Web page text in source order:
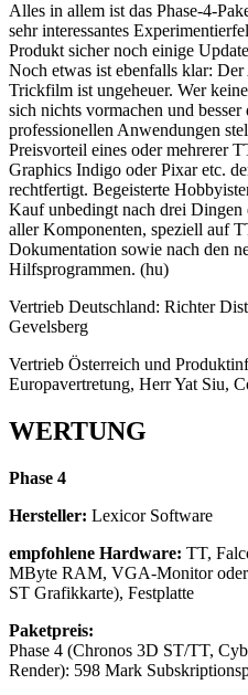
Alles in allem ist das Phase-4-
sehr interessantes
Produkt sicher noch einige
Noch etwas ist ebenfalls klar:
Trickfilm ist ungeheuer. Wer
sich nichts vormachen und
professionellen Anwendungen
Preisvorteil eines oder mehrerer
Graphics Indigo oder Pixar etc.
rechtfertigt. Begeisterte
Kauf unbedingt nach drei
aller Komponenten, speziell auf
Dokumentation sowie nach den
Hilfsprogrammen. (hu)
Vertrieb Deutschland: Richter
Gevelsberg
Vertrieb Österreich und
Europavertretung, Herr Yat Siu,
WERTUNG
Phase 4
Hersteller: Lexicor Software
empfohlene Hardware: TT,
MByte RAM, VGA-Monitor
ST Grafikkarte), Festplatte
Paketpreis:
Phase 4 (Chronos 3D ST/TT,
Render): 598 Mark